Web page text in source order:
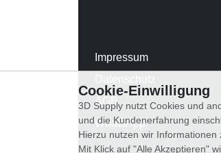
Impressum
AGB
WhatsApp
Cookie-Einwilligung
3D Supply nutzt Cookies und
und die Kundenerfahrung
Hierzu nutzen wir Informationen
Mit Klick auf "Alle Akzeptieren"